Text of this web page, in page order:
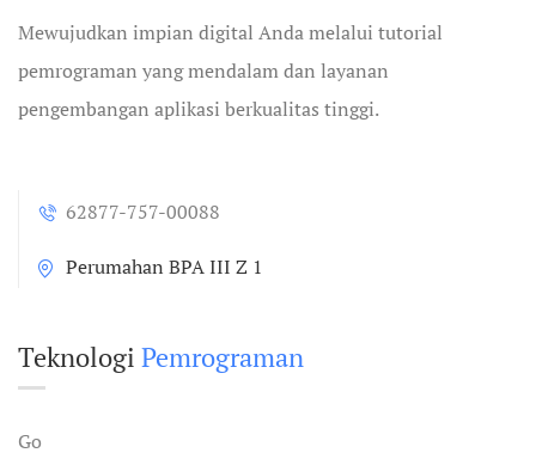
Mewujudkan impian digital Anda melalui tutorial
pemrograman yang mendalam dan layanan
pengembangan aplikasi berkualitas tinggi.
62877-757-00088
Perumahan BPA III Z 1
Teknologi Pemrograman
Go